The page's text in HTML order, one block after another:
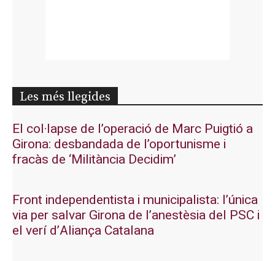
Les més llegides
El col·lapse de l’operació de Marc Puigtió a
Girona: desbandada de l’oportunisme i
fracàs de ‘Militància Decidim’
Front independentista i municipalista: l’única
via per salvar Girona de l’anestèsia del PSC i
el verí d’Aliança Catalana